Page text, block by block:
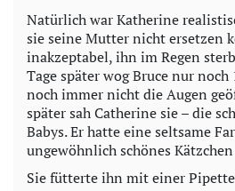
Natürlich war Katherine
sie seine Mutter nicht ersetzen
inakzeptabel, ihn im Regen
Tage später wog Bruce nur noch
noch immer nicht die Augen
später sah Catherine sie – die
Babys. Er hatte eine seltsame
ungewöhnlich schönes
Sie fütterte ihn mit einer